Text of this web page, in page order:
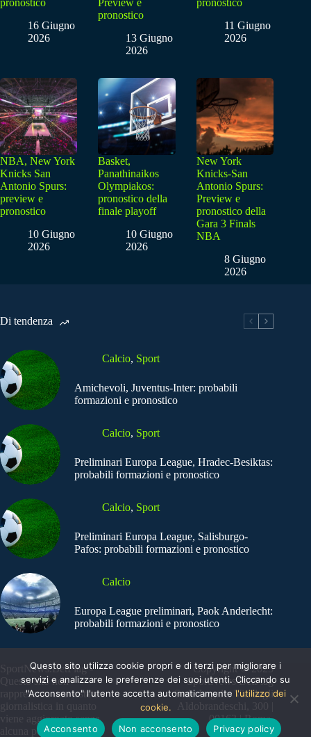
16 Giugno
2026
pronostico
13 Giugno
2026
11 Giugno
2026
NBA, New York
Knicks San
Antonio Spurs:
preview e
pronostico
10 Giugno
2026
Basket,
Panathinaikos
Olympiakos:
pronostico della
finale playoff
10 Giugno
2026
New York
Knicks-San
Antonio Spurs:
Preview e
pronostico della
Gara 3 Finals
NBA
8 Giugno
2026
Di tendenza
Calcio, Sport
Amichevoli, Juventus-Inter: probabili
formazioni e pronostico
Calcio, Sport
Preliminari Europa League, Hradec-Besiktas:
probabili formazioni e pronostico
Calcio, Sport
Preliminari Europa League, Salisburgo-
Pafos: probabili formazioni e pronostico
Calcio
Europa League preliminari, Paok Anderlecht:
probabili formazioni e pronostico
SportNews.BetFlag -
Questo sito non
rappresenta una testata
giornalistica in quanto
viene aggiornato senza
alcuna periodicità
Copyright © 2025
SportNews BetFlag
Sede Legale: Via degli
Aldobrandeschi, 300 |
00163 | Roma
Questo sito utilizza cookie propri e di terzi per migliorare i
servizi e analizzare le preferenze dei suoi utenti. Cliccando su
"Acconsento" l'utente accetta automaticamente l'utilizzo dei
cookie.
Acconsento
Non acconsento Privacy policy